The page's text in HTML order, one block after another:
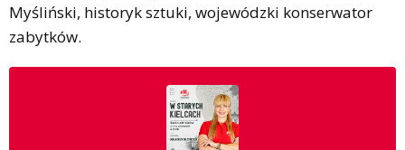
Myśliński, historyk sztuki, wojewódzki konserwator
zabytków.